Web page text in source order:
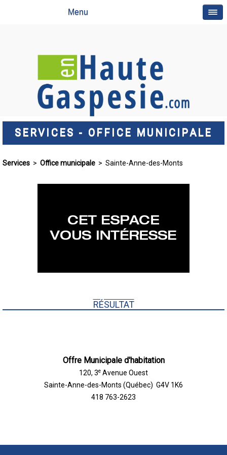
Menu
SERVICES - OFFICE MUNICIPALE
Services > Office municipale > Sainte-Anne-des-Monts
RÉSULTAT
Offre Municipale d'habitation
120, 3e Avenue Ouest
Sainte-Anne-des-Monts (Québec) G4V 1K6
418 763-2623